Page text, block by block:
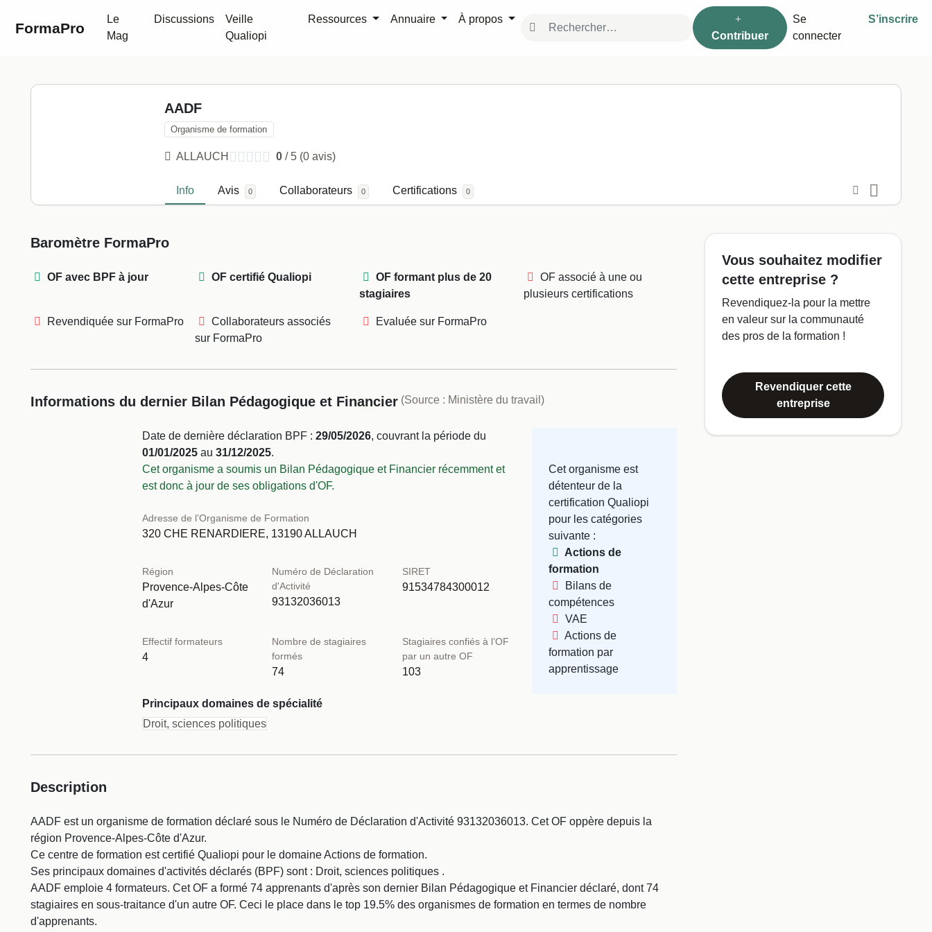
FormaPro Contribuer
Se
connecter
S’inscrire
Le
Mag
Discussions
Veille
Qualiopi
Ressources Annuaire À propos
AADF sur FormaPro
AADF
Organisme de formation
ALLAUCH 0 / 5 (0 avis)
Info Avis 0 Collaborateurs 0 Certifications 0
Profil
Baromètre FormaPro
OF avec BPF à jour OF certifié Qualiopi
OF formant plus de 20
stagiaires
OF associé à une ou
plusieurs certifications
Revendiquée sur FormaPro
Collaborateurs associés
sur FormaPro
Evaluée sur FormaPro
Informations du dernier Bilan Pédagogique et Financier (Source : Ministère du travail)
Date de dernière déclaration BPF : 29/05/2026, couvrant la période du
01/01/2025au 31/12/2025.
Cet organisme a soumis un Bilan Pédagogique et Financier récemment et
est donc à jour de ses obligations d'OF.
Adresse de l’Organisme de Formation
320 CHE RENARDIERE, 13190 ALLAUCH
Région
Provence-Alpes-Côte
d'Azur
Numéro de Déclaration
d'Activité
93132036013
SIRET
91534784300012
Effectif formateurs
4
Nombre de stagiaires
formés
74
Stagiaires confiés à l’OF
par un autre OF
103
Principaux domaines de spécialité
Droit, sciences politiques
Cet organisme est
détenteur de la
certification Qualiopi
pour les catégories
suivante :
Actions de
formation
Bilans de
compétences
VAE
Actions de
formation par
apprentissage
Description
AADF est un organisme de formation déclaré sous le Numéro de Déclaration d'Activité 93132036013. Cet OF oppère depuis la
région Provence-Alpes-Côte d'Azur.
Ce centre de formation est certifié Qualiopi pour le domaine Actions de formation.
Ses principaux domaines d'activités déclarés (BPF) sont : Droit, sciences politiques .
AADF emploie 4 formateurs. Cet OF a formé 74 apprenants d'après son dernier Bilan Pédagogique et Financier déclaré, dont 74
stagiaires en sous-traitance d'un autre OF. Ceci le place dans le top 19.5% des organismes de formation en termes de nombre
d'apprenants.
Vous souhaitez modifier
cette entreprise ?
Revendiquez-la pour la mettre
en valeur sur la communauté
des pros de la formation !
Revendiquer cette
entreprise